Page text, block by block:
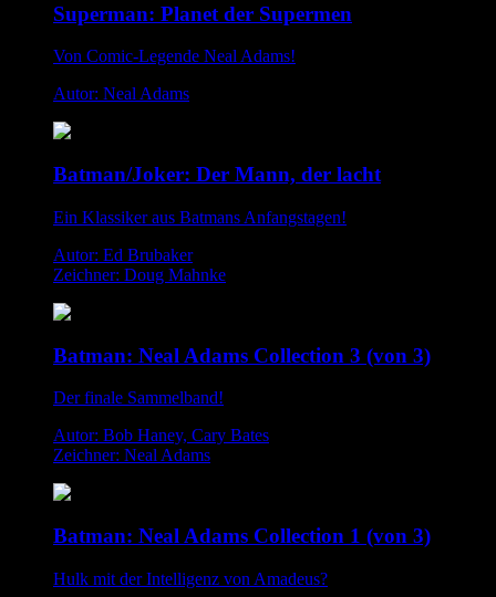
Superman: Planet der Supermen
Von Comic-Legende Neal Adams!
Autor: Neal Adams
Batman/Joker: Der Mann, der lacht
Ein Klassiker aus Batmans Anfangstagen!
Autor: Ed Brubaker
Zeichner: Doug Mahnke
Batman: Neal Adams Collection 3 (von 3)
Der finale Sammelband!
Autor: Bob Haney, Cary Bates
Zeichner: Neal Adams
Batman: Neal Adams Collection 1 (von 3)
Hulk mit der Intelligenz von Amadeus?